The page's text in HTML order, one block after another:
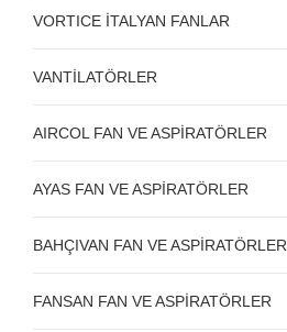
VORTICE İTALYAN FANLAR
VANTİLATÖRLER
AIRCOL FAN VE ASPİRATÖRLER
AYAS FAN VE ASPİRATÖRLER
BAHÇIVAN FAN VE ASPİRATÖRLER
FANSAN FAN VE ASPİRATÖRLER